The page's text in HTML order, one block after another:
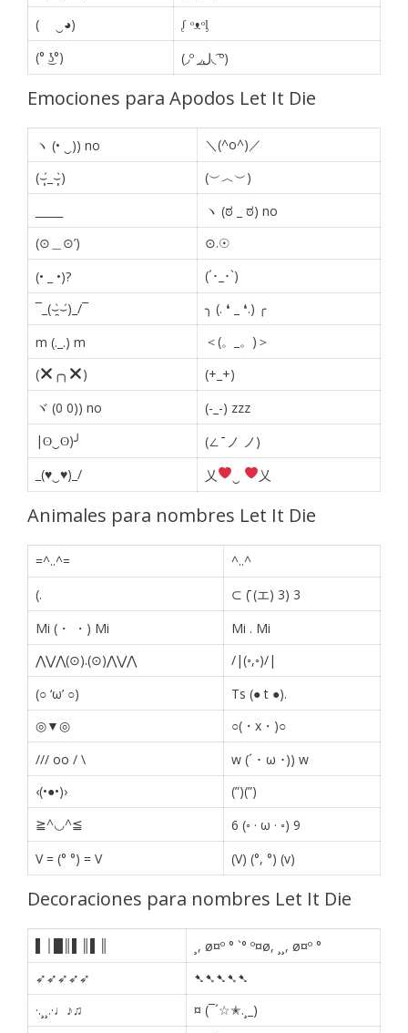
(ゝ ‿◕)
ᶘ ᵒᴥᵒᶅ
(° ͜ʖ°)
(◞º ◞ل͟◟ ͡º)
Emociones para Apodos Let It Die
ヽ (• ‿)) no
＼(^o^)／
(⌣̩̩́_⌣̩̩̀)
(︶︿︶)
ヽ (ಠ _ ಠ) no
(⊙＿⊙’)
⊙.☉
(• _ •)?
(´･_･`)
¯_(⌣̯̀⌣́)_/¯
╮ (. ❛ _ ❛.) ╭
m (._.) m
＜(。_。)＞
(
╭╮ )
(+_+)
ヾ (0 0)) no
(-_-) zzz
|ʘ‿ʘ)╯
(∠ ̄ ノ ノ)
_(♥‿♥)_/
乂 乂
Animales para nombres Let It Die
=^..^=
^..^
(.
⊂ (̄ (エ) 3) 3
Mi (・ ・) Mi
Mi . Mi
⋀⋁⋀(⊙).(⊙)⋀⋁⋀
/|(◦,◦)/|
(○ ‘ω’ ○)
Ts (● t ●).
◎▼◎
○(・x・)○
/// oo / \
w (´ ･ ω ･)) w
‹(•●•)›
(”)(”)
≧^◡^≦
6 (◦ · ω · ◦) 9
V = (° °) = V
(V) (°, °) (v)
Decoraciones para nombres Let It Die
¸, ø¤º ° `° º¤ø, ¸¸, ø¤º °
➶➶➶➶➶
➷➷➷➷➷
·.¸¸.·♩♪♫
¤ (¯´☆✭.¸_)